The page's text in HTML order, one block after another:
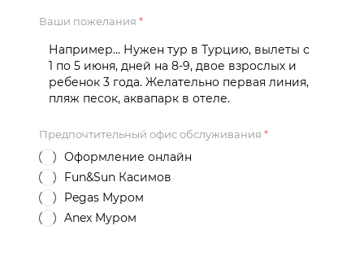
Ваши пожелания *
Предпочтительный офис обслуживания *
Оформление онлайн
Fun&Sun Касимов
Pegas Муром
Anex Муром